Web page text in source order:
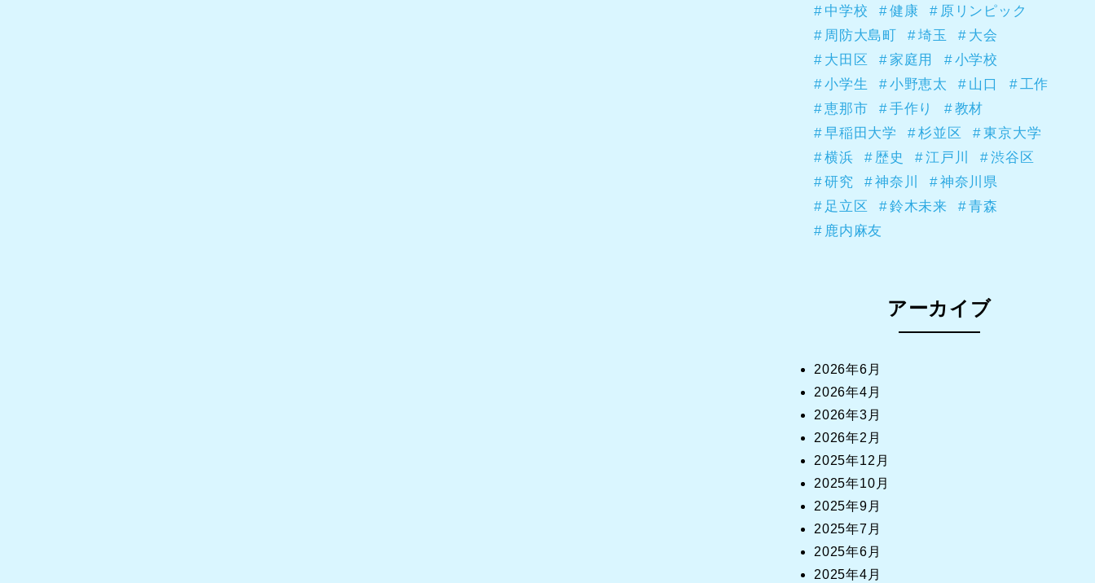
中学校
健康
原リンピック
周防大島町
埼玉
大会
大田区
家庭用
小学校
小学生
小野恵太 山口
工作
恵那市
手作り
教材
早稲田大学
杉並区
東京大学
横浜
歴史 江戸川
渋谷区
研究
神奈川
神奈川県
足立区
鈴木未来
青森
鹿内麻友
アーカイブ
2026年6月
2026年4月
2026年3月
2026年2月
2025年12月
2025年10月
2025年9月
2025年7月
2025年6月
2025年4月